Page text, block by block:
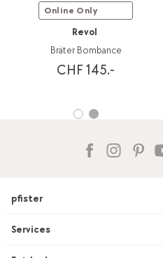
Online Only
Revol
Bräter Bombance
CHF 145.-
pfister
Unternehmen
Umwelt & Nachhaltigkeit
Services